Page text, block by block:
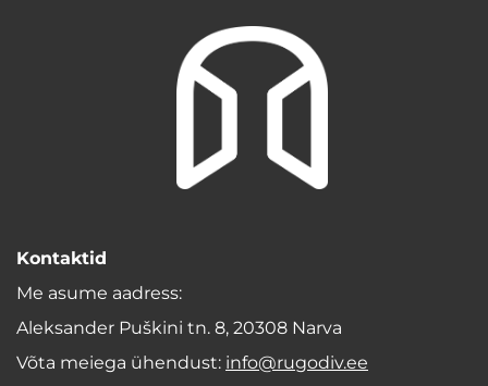
Kontaktid
Me asume aadress:
Aleksander Puškini tn. 8, 20308 Narva
Võta meiega ühendust: info@rugodiv.ee